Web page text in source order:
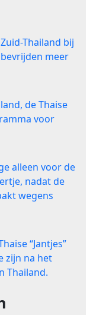
Thailand bij
meer
de Thaise
voor
alleen voor de
nadat de
wegens
“Jantjes”
zijn na het
Thailand.